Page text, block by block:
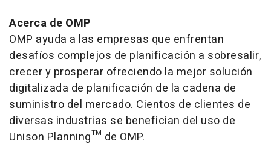
Acerca de OMP
OMP ayuda a las empresas que enfrentan
desafíos complejos de planificación a sobresalir,
crecer y prosperar ofreciendo la mejor solución
digitalizada de planificación de la cadena de
suministro del mercado. Cientos de clientes de
diversas industrias se benefician del uso de
Unison Planning™ de OMP.